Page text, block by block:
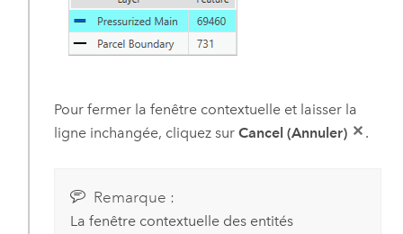
Pour fermer la fenêtre contextuelle et laisser la
ligne inchangée, cliquez sur Cancel (Annuler) .
Remarque :
La fenêtre contextuelle des entités